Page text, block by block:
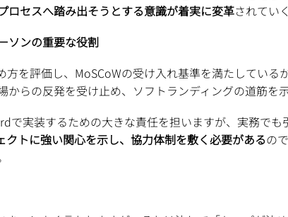
ロセスへ踏み出そうとする意識が着実に変革されてい
ソンの重要な役割
方を評価し、MoSCoWの受け入れ基準を満たしてい
からの反発を受け止め、ソフトランディングの道筋を
で実装するための大きな責任を担いますが、実務で
クトに強い関心を示し、協力体制を敷く必要があるの